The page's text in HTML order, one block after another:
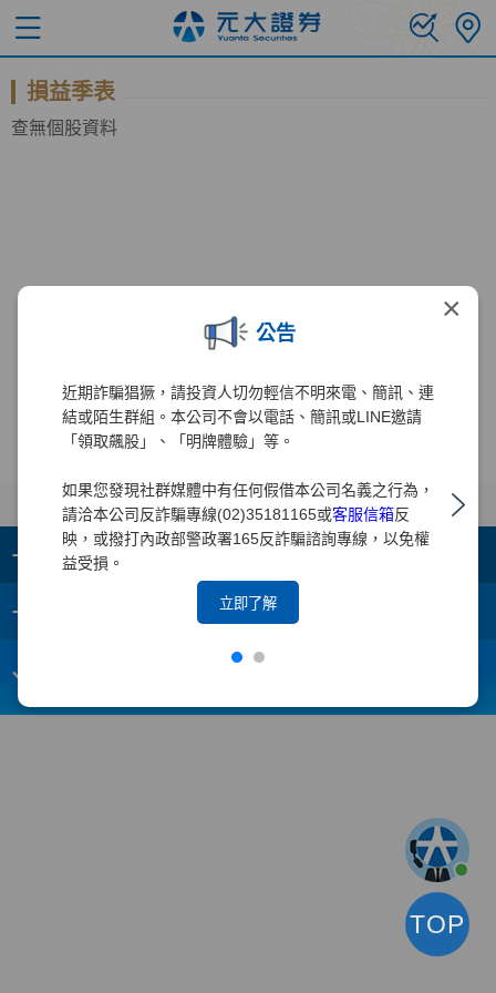
×
公告
近期詐騙猖獗，請投資人切勿輕信不明來電、簡訊、連
結或陌生群組。本公司不會以電話、簡訊或LINE邀請
「領取飆股」、「明牌體驗」等。
如果您發現社群媒體中有任何假借本公司名義之行為，
請洽本公司反詐騙專線(02)35181165或客服信箱反
映，或撥打內政部警政署165反詐騙諮詢專線，以免權
益受損。
立即了解
損益季表
查無個股資料
+ 集團成員
+
webmaster@yuanta.com
TOP